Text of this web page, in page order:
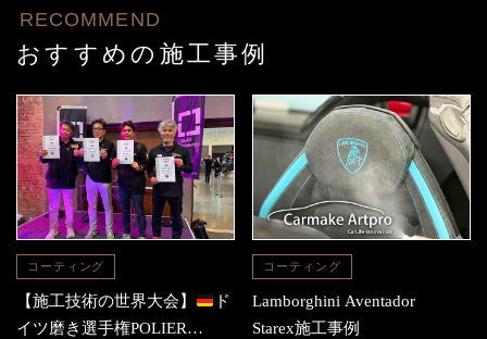
RECOMMEND
おすすめの施工事例
コーティング
【施工技術の世界大会】
ド
イツ磨き選手権POLIER
コーティング
Lamborghini Aventador
Starex施工事例